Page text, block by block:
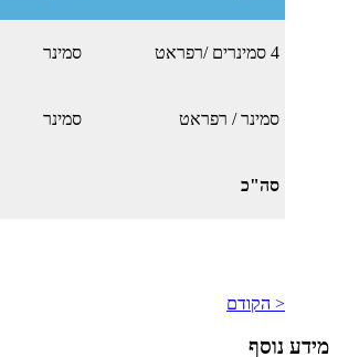
4 סמינרים /רפראט סמינר
סמינר / רפראט סמינר
סה"כ
< הקודם
מידע נוסף